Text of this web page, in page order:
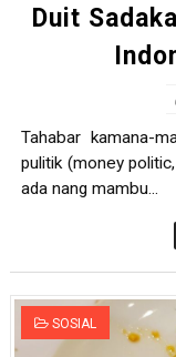
Duit
Tahabar kamana-
pulitik (money
ada nang mambu...
SOSIAL